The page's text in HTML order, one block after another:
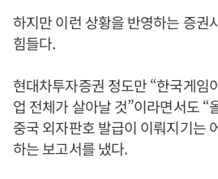
하지만 이런 상황을 반영하는 증권
힘들다.
현대차투자증권 정도만 “한국게임
업 전체가 살아날 것”이라면서도 “
중국 외자판호 발급이 이뤄지기는
하는 보고서를 냈다.